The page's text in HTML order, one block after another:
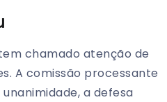
chamado atenção de
A comissão processante
a defesa